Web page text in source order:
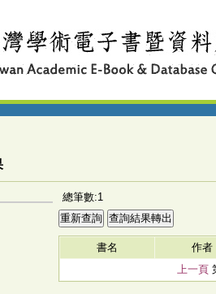
總筆數:1
書名
作者
上一頁